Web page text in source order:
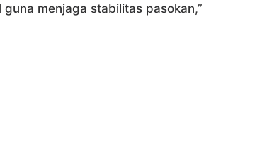
menjaga stabilitas pasokan,”